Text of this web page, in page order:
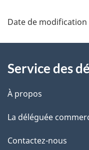
Additional
Date de modification
Service des
À propos
La déléguée
Contactez-nous